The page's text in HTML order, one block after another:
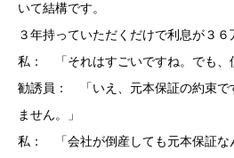
いて結構です。
３年持っていただくだけで利息が３６
私： 「それはすごいですね。でも、
勧誘員： 「いえ、元本保証の約束で
ません。」
私： 「会社が倒産しても元本保証な